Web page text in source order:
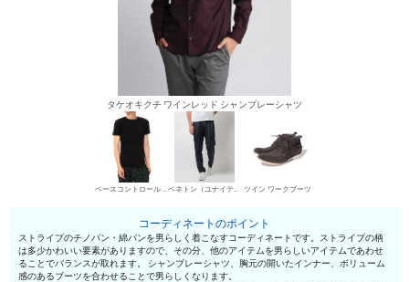
タケオキクチ ワインレッド シャンブレーシャツ
ベースコントロール ヘンリーネックTシャツ ベネトン（ユナイテッド カラーズ オブ ベネトン） チノパン・綿パン ツイン ワークブーツ
コーディネートのポイント
ストライプのチノパン・綿パンを男らしく着こなすコーディネートです。ストライプの柄
は多少かわいい要素がありますので、その分、他のアイテムを男らしいアイテムであわせ
ることでバランスが取れます。 シャンブレーシャツ、胸元の開いたインナー、ボリューム
感のあるブーツを合わせることで男らしくなります。